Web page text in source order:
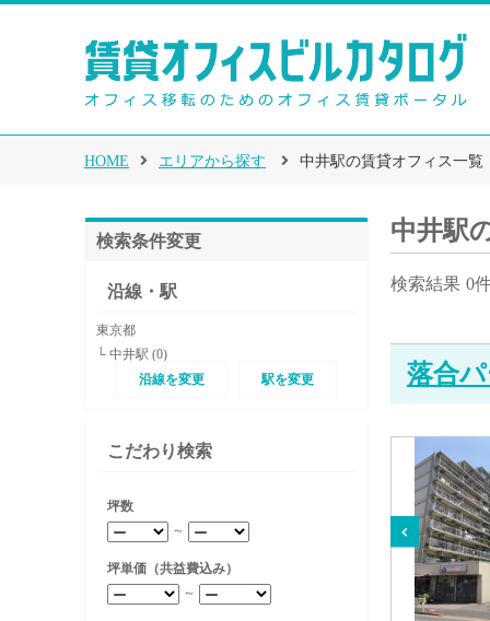
HOME エリアから探す 中井駅の賃貸オフィス一覧
検索条件変更
沿線・駅
東京都
└ 中井駅 (0)
沿線を変更
駅を変更
こだわり検索
坪数
～
坪単価（共益費込み）
～
中井駅
検索結果 0
落合